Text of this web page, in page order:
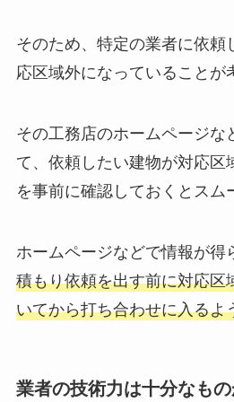
そのため、特定の業者に依頼
応区域外になっていることが
その工務店のホームページな
て、依頼したい建物が対応区
を事前に確認しておくとスム
ホームページなどで情報が得
積もり依頼を出す前に対応区
いてから打ち合わせに入るよ
業者の技術力は十分なも